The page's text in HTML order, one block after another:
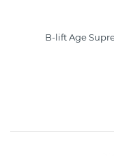
B-lift Age